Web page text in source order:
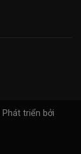
Phát triển bởi